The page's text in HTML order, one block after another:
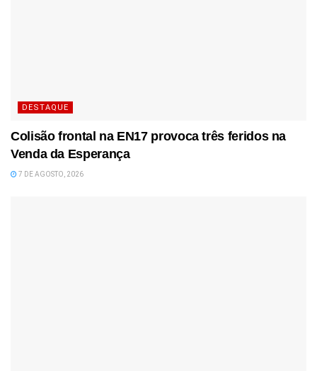
DESTAQUE
Colisão frontal na EN17 provoca três feridos na
Venda da Esperança
7 DE AGOSTO, 2026